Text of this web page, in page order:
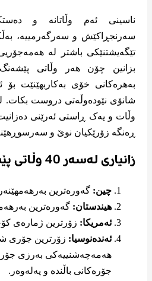
ناسینی ئەم وڵاتانە و
سەرنجڕاکێش و سەرگەرمییە،
تێگەیشتنێکی باشتر لە
بزانین چۆن هەر وڵاتی
بەهرەکانی خۆی بەکاربهێنێت
شانۆی نێودەوڵەتی دروست بکات.
وڵات و یەک ڕاستی ئەرێنی
ڕەنگە زۆرێکیان نوێ و
زانیاری لەسەر 40 وڵاتی پێشەنگ:
چین: گەورەترین
هیندستان: گەورەترین
ئەمریکا: زۆرترین ژمارەی
ئەندەنوسیا: زۆرترین جۆری
هەمەچەشنییەکی بەرزی جۆری
جۆرەکانی باڵندە و پەلەوەر.